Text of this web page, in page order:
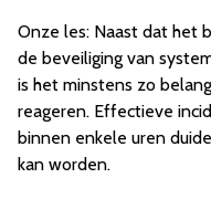
Onze les: Naast dat het
de beveiliging van
is het minstens zo
reageren. Effectieve
binnen enkele uren
kan worden.